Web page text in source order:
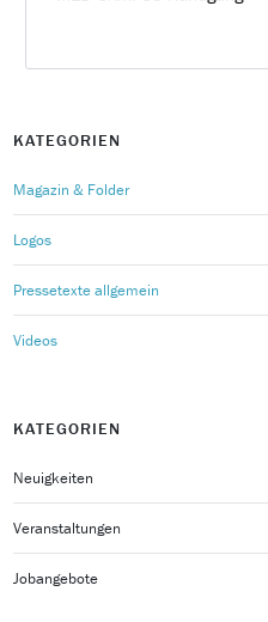
KATEGORIEN
Magazin & Folder
Logos
Pressetexte allgemein
Videos
KATEGORIEN
Neuigkeiten
Veranstaltungen
Jobangebote